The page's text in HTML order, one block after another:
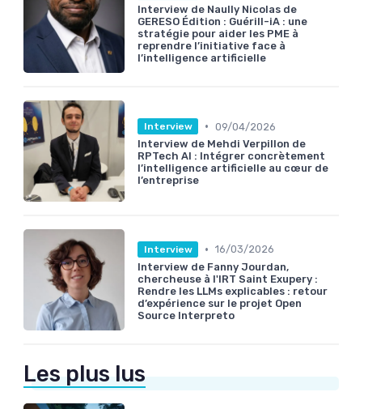
Interview de Naully Nicolas de
GERESO Édition : Guérill-iA : une
stratégie pour aider les PME à
reprendre l’initiative face à
l’intelligence artificielle
Interview • 09/04/2026
Interview de Mehdi Verpillon de
RPTech AI : Intégrer concrètement
l’intelligence artificielle au cœur de
l’entreprise
Interview • 16/03/2026
Interview de Fanny Jourdan,
chercheuse à l'IRT Saint Exupery :
Rendre les LLMs explicables : retour
d’expérience sur le projet Open
Source Interpreto
Les plus lus